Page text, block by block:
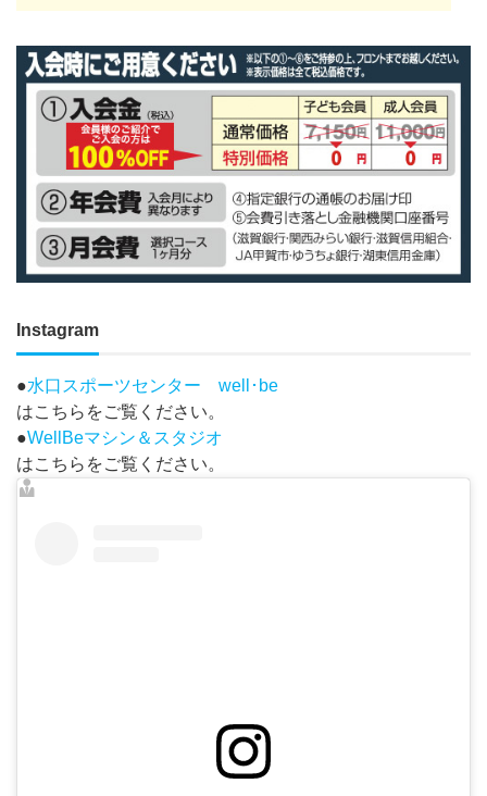
Instagram
●水口スポーツセンター well･be
はこちらをご覧ください。
●WellBeマシン＆スタジオ
はこちらをご覧ください。